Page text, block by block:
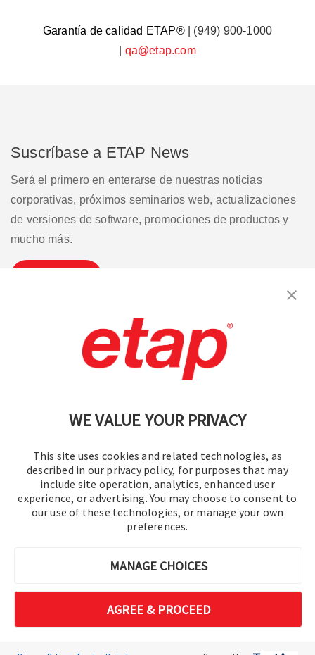
WE VALUE YOUR PRIVACY
This site uses cookies and related technologies, as
described in our privacy policy, for purposes that may
include site operation, analytics, enhanced user
experience, or advertising. You may choose to consent to
our use of these technologies, or manage your own
preferences.
MANAGE CHOICES
AGREE & PROCEED
Garantía de calidad ETAP®| (949) 900-1000
qa@etap.com
Suscríbase a ETAP News
Será el primero en enterarse de nuestras noticias
corporativas, próximos seminarios web, actualizaciones
de versiones de software, promociones de productos y
mucho más.
Contáctenos | Condiciones de uso
política de privacidad Mapa del sitio
© 2016-2026 Operation Technology, Inc.
Todos los derechos reservados.